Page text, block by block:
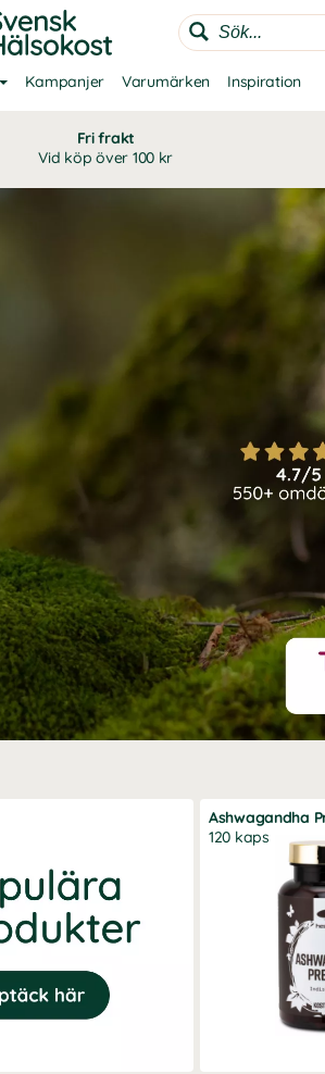
Kampanjer Varumärken Inspiration
Fri frakt
Vid köp över 100 kr
Ashwagandha
120 kaps